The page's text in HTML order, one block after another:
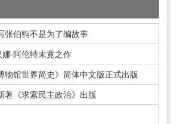
张伯驹不是为了编故事
娜·阿伦特未竟之作
物馆世界简史》简体中文版正式出版
著《求索民主政治》出版